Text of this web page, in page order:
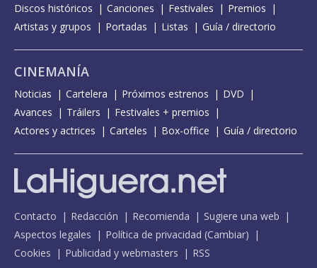
Discos históricos
Canciones Festivales
Premios
Artistas y grupos
Portadas Listas Guía / directorio
CINEMANÍA
Noticias Cartelera Próximos estrenos
DVD
Avances
Tráilers
Festivales + premios
Actores y actrices
Carteles Box-office Guía / directorio
Contacto Redacción Recomienda
Sugiere una web
Aspectos legales
Política de privacidad (Cambiar)
Cookies
Publicidad y webmasters RSS